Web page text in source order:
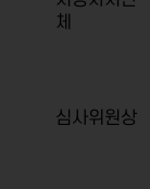
체
심사위원상